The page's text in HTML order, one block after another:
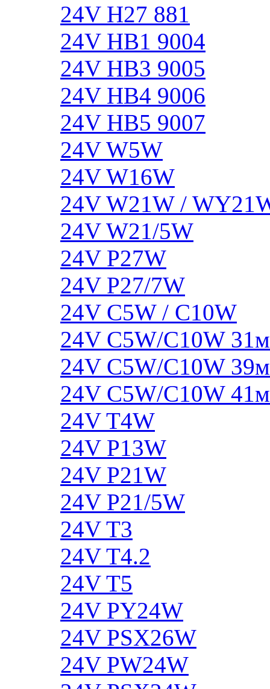
24V H27 881
24V HB1 9004
24V HB3 9005
24V HB4 9006
24V HB5 9007
24V W5W
24V W16W
24V W21W /
24V W21/5W
24V P27W
24V P27/7W
24V C5W / C10W
24V C5W/C10W
24V C5W/C10W
24V C5W/C10W
24V T4W
24V P13W
24V P21W
24V P21/5W
24V T3
24V T4.2
24V T5
24V PY24W
24V PSX26W
24V PW24W